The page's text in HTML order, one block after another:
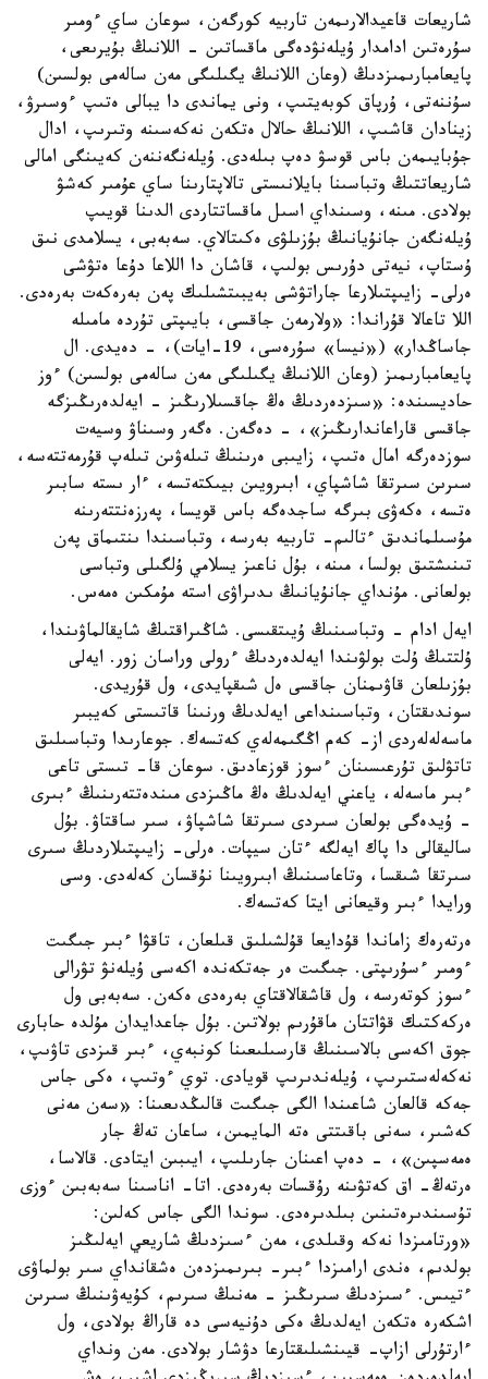
شاريعات قاعيدالارىمەن تاربيە كورگەن، سوعان ساي ءومىر
سۇرەتىن ادامدار ۇيلەنۋدەگى ماقساتىن - اللانىڭ بۇيرىعى،
پايعامبارىمىزدىڭ (وعان اللانىڭ يگىلىگى مەن سالەمى بولسىن)
سۇننەتى، ۇرپاق كوبەيتىپ، ونى يماندى دا يبالى ەتىپ ءوسىرۋ،
زينادان قاشىپ، اللانىڭ حالال ەتكەن نەكەسىنە وتىرىپ، ادال
جۇبايىمەن باس قوسۋ دەپ بىلەدى. ۇيلەنگەننەن كەيىنگى امالى
شاريعاتتىڭ وتباسىنا بايلانىستى تالاپتارىنا ساي عۇمىر كەشۋ
بولادى. مىنە، وسىنداي اسىل ماقساتتاردى الدىنا قويىپ
ۇيلەنگەن جانۇيانىڭ بۇزىلۋى ەكىتالاي. سەبەبى، يسلامدى نىق
ۇستاپ، نيەتى دۇرىس بولىپ، قاشان دا اللاعا دۇعا ەتۋشى
ەرلى- زايىپتىلارعا جاراتۋشى بەيبىتشىلىك پەن بەرەكەت بەرەدى.
اللا تاعالا قۇراندا: «ولارمەن جاقسى، بايىپتى تۇردە مامىلە
جاساڭدار» («نيسا» سۇرەسى، 19-ايات)، - دەيدى. ال
پايعامبارىمىز (وعان اللانىڭ يگىلىگى مەن سالەمى بولسىن) ءوز
حاديسىندە: «سىزدەردىڭ ەڭ جاقسىلارىڭىز - ايەلدەرىڭىزگە
جاقسى قاراعاندارىڭىز»، - دەگەن. ەگەر وسىناۋ وسيەت
سوزدەرگە امال ەتىپ، زايىبى ەرىنىڭ تىلەۋىن تىلەپ قۇرمەتتەسە،
سىرىن سىرتقا شاشپاي، ابىرويىن بيىكتەتسە، ءار ىستە سابىر
ەتسە، ەكەۋى بىرگە ساجدەگە باس قويسا، پەرزەنتتەرىنە
مۇسىلماندىق ءتالىم- تاربيە بەرسە، وتباسىندا ىنتىماق پەن
تىنىشتىق بولسا، مىنە، بۇل ناعىز يسلامي ۇلگىلى وتباسى
بولعانى. مۇنداي جانۇيانىڭ ىدىراۋى استە مۇمكىن ەمەس.
ايەل ادام - وتباسىنىڭ ۇيىتقىسى. شاڭىراقتىڭ شايقالماۋىندا،
ۇلتتىڭ ۇلت بولۋىندا ايەلدەردىڭ ءرولى وراسان زور. ايەلى
بۇزىلعان قاۋىمنان جاقسى ەل شىقپايدى، ول قۇريدى.
سوندىقتان، وتباسىنداعى ايەلدىڭ ورنىنا قاتىستى كەيبىر
ماسەلەلەردى از- كەم اڭگىمەلەي كەتسەك. جوعارىدا وتباسىلىق
تاتۋلىق تۇرعىسىنان ءسوز قوزعادىق. سوعان قا- تىستى تاعى
ءبىر ماسەلە، ياعني ايەلدىڭ ەڭ ماڭىزدى مىندەتتەرىنىڭ ءبىرى
- ۇيدەگى بولعان سىردى سىرتقا شاشپاۋ، سىر ساقتاۋ. بۇل
ساليقالى دا پاك ايەلگە ءتان سيپات. ەرلى- زايىپتىلاردىڭ سىرى
سىرتقا شىقسا، وتاعاسىنىڭ ابىرويىنا نۇقسان كەلەدى. وسى
ورايدا ءبىر وقيعانى ايتا كەتسەك.
ەرتەرەك زاماندا قۇدايعا قۇلشىلىق قىلعان، تاقۋا ءبىر جىگىت
ءومىر ءسۇرىپتى. جىگىت ەر جەتكەندە اكەسى ۇيلەنۋ تۋرالى
ءسوز كوتەرسە، ول قاشقالاقتاي بەرەدى ەكەن. سەبەبى ول
ەركەكتىك قۋاتتان ماقۇرىم بولاتىن. بۇل جاعدايدان مۇلدە حابارى
جوق اكەسى بالاسىنىڭ قارسىلىعىنا كونبەي، ءبىر قىزدى تاۋىپ،
نەكەلەستىرىپ، ۇيلەندىرىپ قويادى. توي ءوتىپ، ەكى جاس
جەكە قالعان شاعىندا الگى جىگىت قالىڭدىعىنا: «سەن مەنى
كەشىر، سەنى باقىتتى ەتە المايمىن، ساعان تەڭ جار
ەمەسپىن»، - دەپ اعىنان جارىلىپ، ايىبىن ايتادى. قالاسا،
ەرتەڭ- اق كەتۋىنە رۇقسات بەرەدى. اتا- اناسىنا سەبەبىن ءوزى
تۇسىندىرەتىنىن بىلدىرەدى. سوندا الگى جاس كەلىن:
«ورتامىزدا نەكە وقىلدى، مەن ءسىزدىڭ شاريعي ايەلىڭىز
بولدىم، ەندى ارامىزدا ءبىر- بىرىمىزدەن ەشقانداي سىر بولماۋى
ءتيىس. ءسىزدىڭ سىرىڭىز - مەنىڭ سىرىم، كۇيەۋىنىڭ سىرىن
اشكەرە ەتكەن ايەلدىڭ ەكى دۇنيەسى دە قاراڭ بولادى، ول
ءارتۇرلى ازاپ- قيىنشىلىقتارعا دۋشار بولادى. مەن ونداي